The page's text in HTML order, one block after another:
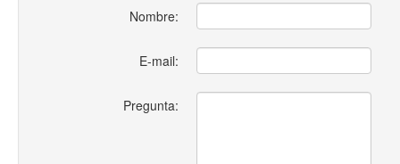
Nombre:
E-mail:
Pregunta: